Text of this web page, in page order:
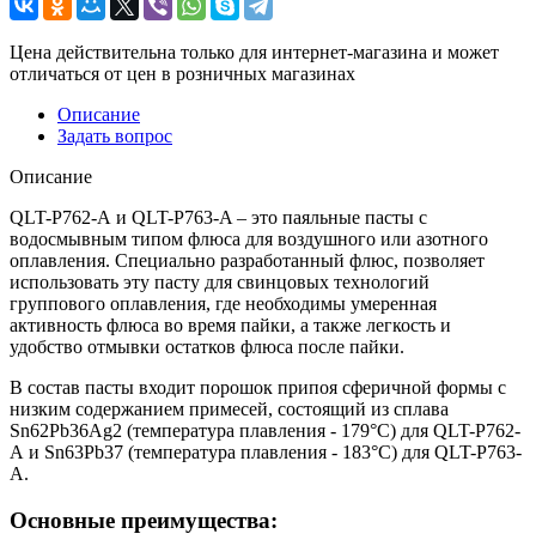
Цена действительна только для интернет-магазина и может
отличаться от цен в розничных магазинах
Описание
Задать вопрос
Описание
QLT-P762-A и QLT-P763-A – это паяльные пасты с
водосмывным типом флюса для воздушного или азотного
оплавления. Специально разработанный флюс, позволяет
использовать эту пасту для свинцовых технологий
группового оплавления, где необходимы умеренная
активность флюса во время пайки, а также легкость и
удобство отмывки остатков флюса после пайки.
В состав пасты входит порошок припоя сферичной формы с
низким содержанием примесей, состоящий из сплава
Sn62Pb36Ag2 (температура плавления - 179°C) для QLT-P762-
A и Sn63Pb37 (температура плавления - 183°C) для QLT-P763-
A.
Основные преимущества: